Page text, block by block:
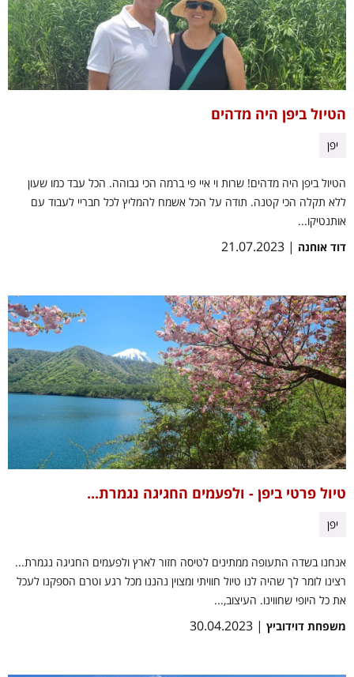
הטיול ביפן היה מדהים
יפן
הטיול ביפן היה מדהים! שרות וי איי פי ברמה הכי גבוהה. הכל עבד כמו שעון
ללא תקלה הכי קטנה. תודה על הכל אשמח להמליץ לכל חבריי לעבוד עם
אותנטיקו...
דוד אוחנה | 21.07.2023
טיול פרטי ביפן - ולפעמים החגיגה נגמרת...
יפן
אנחנו בשדה התעופה ממתינים לטיסה חזור לארץ ולפעמים החגיגה נגמרת...
רצינו לומר לך שהיה לנו טיול חוויתי ומצוין נהננו מכל רגע וטרם הספקנו לעכל
את כל היופי שחווינו. העיצוב,...
משפחת דוידוביץ | 30.04.2023